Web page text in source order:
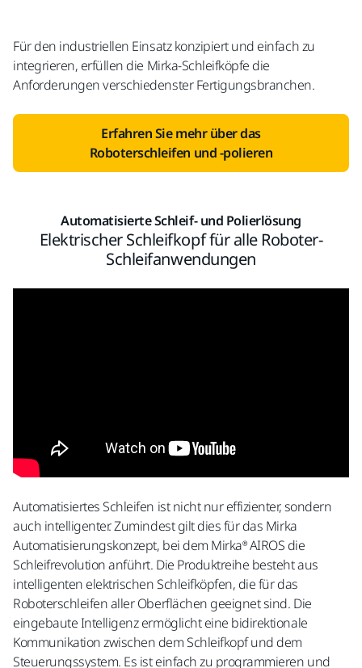
Für den industriellen Einsatz konzipiert und einfach zu
integrieren, erfüllen die Mirka-Schleifköpfe die
Anforderungen verschiedenster Fertigungsbranchen.
Erfahren Sie mehr über das
Roboterschleifen und -polieren
Automatisierte Schleif- und Polierlösung
Elektrischer Schleifkopf für alle Roboter-
Schleifanwendungen
Automatisiertes Schleifen ist nicht nur effizienter, sondern
auch intelligenter. Zumindest gilt dies für das Mirka
Automatisierungskonzept, bei dem Mirka® AIROS die
Schleifrevolution anführt. Die Produktreihe besteht aus
intelligenten elektrischen Schleifköpfen, die für das
Roboterschleifen aller Oberflächen geeignet sind. Die
eingebaute Intelligenz ermöglicht eine bidirektionale
Kommunikation zwischen dem Schleifkopf und dem
Steuerungssystem. Es ist einfach zu programmieren und